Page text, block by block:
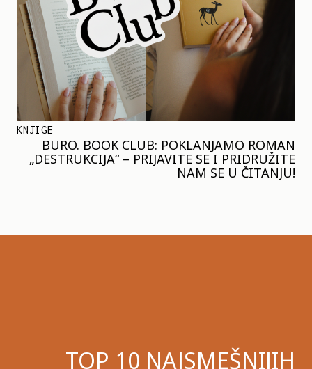
KNJIGE
BURO. BOOK CLUB: POKLANJAMO ROMAN
„DESTRUKCIJA“ – PRIJAVITE SE I PRIDRUŽITE
NAM SE U ČITANJU!
TOP 10 NAJSMEŠNIJIH